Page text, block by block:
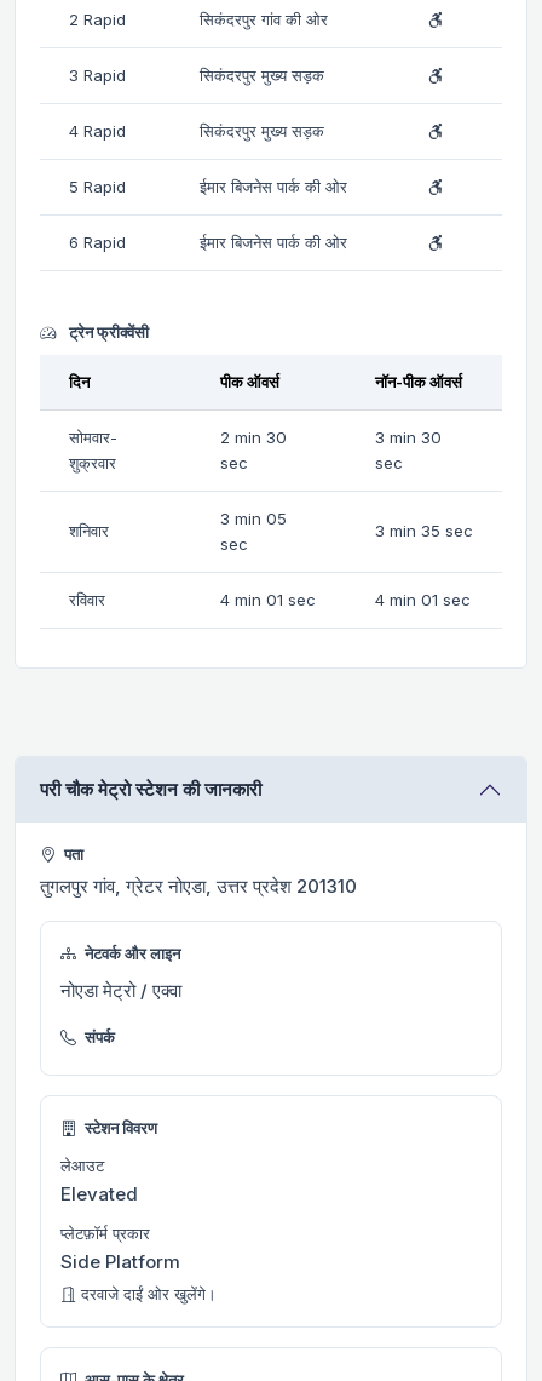
2 Rapid सिकंदरपुर गांव की ओर
3 Rapid सिकंदरपुर मुख्य सड़क
4 Rapid सिकंदरपुर मुख्य सड़क
5 Rapid ईमार बिजनेस पार्क की ओर
6 Rapid ईमार बिजनेस पार्क की ओर
ट्रेन फ्रीक्वेंसी
दिन पीक ऑवर्स नॉन-पीक ऑवर्स
सोमवार-
शुक्रवार
2 min 30
sec
3 min 30
sec
शनिवार
3 min 05
sec
3 min 35 sec
रविवार 4 min 01 sec 4 min 01 sec
परी चौक मेट्रो स्टेशन की जानकारी
पता
तुगलपुर गांव, ग्रेटर नोएडा, उत्तर प्रदेश 201310
नेटवर्क और लाइन
नोएडा मेट्रो / एक्वा
संपर्क
स्टेशन विवरण
लेआउट
Elevated
प्लेटफ़ॉर्म प्रकार
Side Platform
दरवाजे दाईं ओर खुलेंगे।